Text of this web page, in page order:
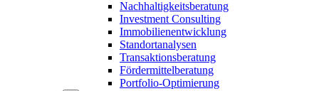
Nachhaltigkeitsberatung
Investment Consulting
Immobilienentwicklung
Standortanalysen
Transaktionsberatung
Fördermittelberatung
Portfolio-Optimierung